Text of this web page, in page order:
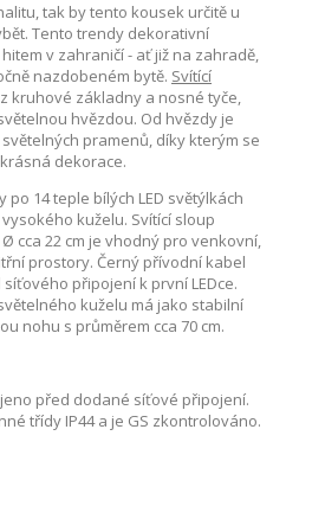
tak by tento kousek určitě u
Tento trendy dekorativní
v zahraničí - ať již na zahradě,
nazdobeném bytě. Svítící
kruhové základny a nosné tyče,
hvězdou. Od hvězdy je
světelných pramenů, díky kterým se
dekorace.
po 14 teple bílých LED světýlkách
kuželu. Svítící sloup
cca 22 cm je vhodný pro venkovní,
prostory. Černý přívodní kabel
připojení k první LEDce.
kuželu má jako stabilní
nohu s průměrem cca 70 cm.
před dodané síťové připojení.
třídy IP44 a je GS zkontrolováno.